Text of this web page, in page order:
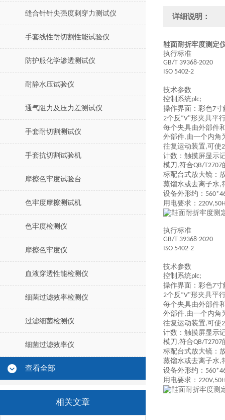
缝合针针尖强度刺穿力测试仪
手套线性耐切割性能试验仪
防护服化学渗透测试仪
耐静水压试验仪
通气阻力及压力差测试仪
手套耐切割测试仪
手套抗切割试验机
摩擦色牢度试验台
色牢度摩擦测试机
色牢度检测仪
摩擦色牢度仪
血液穿透性能检测仪
细菌过滤效率检测仪
过滤细菌检测仪
细菌过滤效率仪
查看全部
相关文章
详细说明：
鞋面耐折牢度测定
执行标准
GB/T 39368-2020
ISO 5402-2
技术参数
控制系统plc;
操作界面：彩色7寸
2个反 “V"形夹具平
每个夹具由外部件
外部件,由一个内角
往复运动装置,可使2
计数 ：触摸屏显示
模刀 ,符合QB/T2707
标配台式放大镜 ：
蒸馏水或去离子水,
设备外形约：
用电要求：
执行标准
GB/T 39368-2020
ISO 5402-2
技术参数
控制系统plc;
操作界面：彩色7寸
2个反 “V"形夹具平
每个夹具由外部件
外部件,由一个内角
往复运动装置,可使2
计数 ：触摸屏显示
模刀 ,符合QB/T2707
标配台式放大镜 ：
蒸馏水或去离子水,
设备外形约：
用电要求：